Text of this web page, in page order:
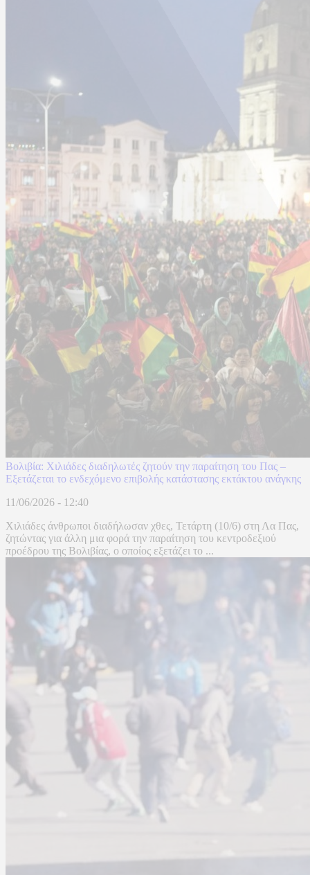
Βολιβία: Χιλιάδες διαδηλωτές ζητούν την παραίτηση του Πας –
Εξετάζεται το ενδεχόμενο επιβολής κατάστασης εκτάκτου ανάγκης
11/06/2026 - 12:40
Χιλιάδες άνθρωποι διαδήλωσαν χθες, Τετάρτη (10/6) στη Λα Πας,
ζητώντας για άλλη μια φορά την παραίτηση του κεντροδεξιού
προέδρου της Βολιβίας, ο οποίος εξετάζει το ...